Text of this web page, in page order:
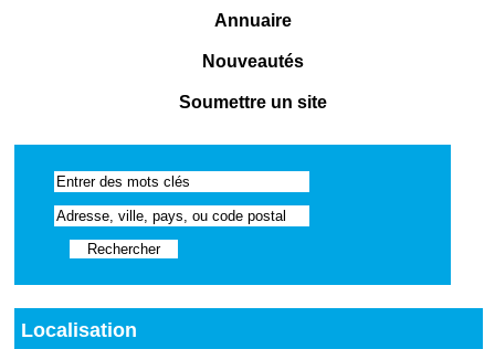
Annuaire
Nouveautés
Soumettre un site
Localisation